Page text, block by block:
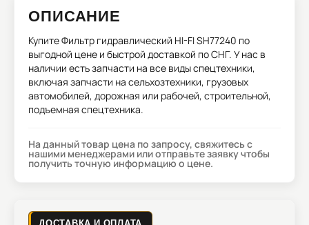
ОПИСАНИЕ
КупитеФильтр гидравлический HI-FI SH77240 по
выгодной цене и быстрой доставкой по СНГ. У нас в
наличии есть запчасти на все виды спецтехники,
включая запчасти на сельхозтехники, грузовых
автомобилей, дорожная или рабочей, строительной,
подъемная спецтехника.
На данный товар цена по запросу, свяжитесь с
нашими менеджерами или отправьте заявку чтобы
получить точную информацию о цене.